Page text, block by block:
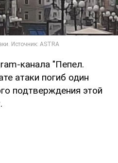
канала "Пепел.
атаки погиб один
подтверждения этой